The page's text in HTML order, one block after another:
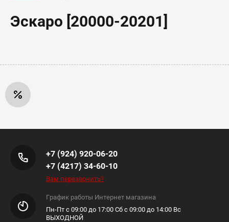
Эскаро [20000-20201]
+7 (924) 920-06-20
+7 (4217) 34-60-10
Вам перезвонить?
График работы Интернет магазина
Пн-Пт с 09:00 до 17:00 Сб с 09:00 до 14:00 Вс
ВЫХОДНОЙ